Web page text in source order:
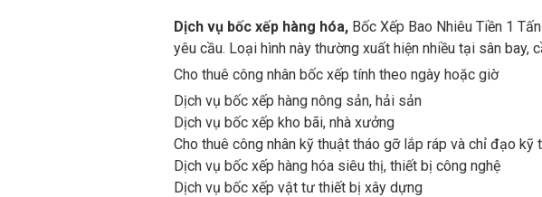
Dịch vụ bốc xếp hàng hóa, Bốc Xếp Bao Nhiêu Tiền 1
yêu cầu. Loại hình này thường xuất hiện nhiều tại sân bay,
Cho thuê công nhân bốc xếp tính theo ngày hoặc giờ
Dịch vụ bốc xếp hàng nông sản, hải sản
Dịch vụ bốc xếp kho bãi, nhà xưởng
Cho thuê công nhân kỹ thuật tháo gỡ lắp ráp và chỉ đạo kỹ
Dịch vụ bốc xếp hàng hóa siêu thị, thiết bị công nghệ
Dịch vụ bốc xếp vật tư thiết bị xây dựng